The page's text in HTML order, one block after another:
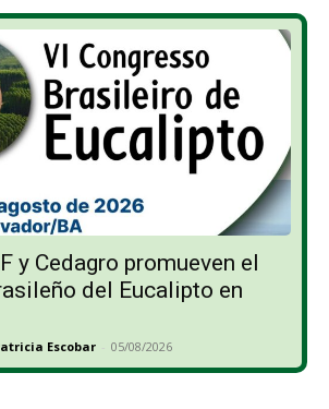
y Cedagro promueven el
del Eucalipto en
Escobar - 05/08/2026